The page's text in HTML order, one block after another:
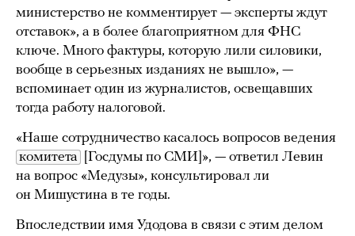
министерство не комментирует — эксперты ждут
отставок», а в более благоприятном для ФНС
ключе. Много фактуры, которую лили силовики,
вообще в серьезных изданиях не вышло», —
вспоминает один из журналистов, освещавших
тогда работу налоговой.
«Наше сотрудничество касалось вопросов ведения
комитета
[Госдумы по СМИ]», — ответил Левин
на вопрос «Медузы», консультировал ли
он Мишустина в те годы.
Впоследствии имя Удодова в связи с этим делом